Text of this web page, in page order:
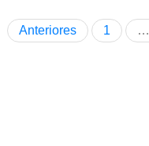
Anteriores 1 …